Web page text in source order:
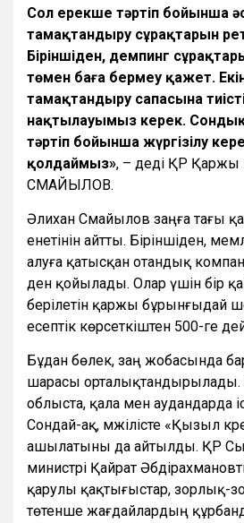
Сол ерекше тəртіп бойынша
тамақтандыру сұрақтарын
Біріншіден, демпинг
төмен баға бермеу қажет.
тамақтандыру сапасына
нақтылауымыз керек.
тəртіп бойынша жүргізілу
қолдаймыз», – деді ҚР Қаржы
СМАЙЫЛОВ.
Әлихан Смайылов заңға тағы
енетінін айтты. Біріншіден,
алуға қатысқан отандық
ден қойылады. Олар үшін бір
берілетін қаржы бұрынғыдай
есептік көрсеткіштен 500-ге
Бұдан бөлек, заң жобасында
шарасы орталықтандырылады.
облыста, қала мен аудандарда
Сондай-ақ, мәжілісте «Қызыл
ашылатыны да айтылды. ҚР
министрі Қайрат
қарулы қақтығыстар, зорлық-
төтенше жағдайлардың